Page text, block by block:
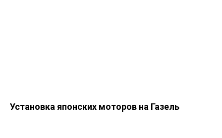
Установка японских моторов на Газель